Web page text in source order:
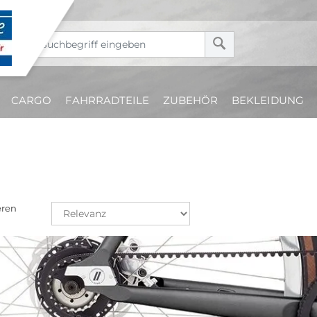
CARGO FAHRRADTEILE ZUBEHÖR BEKLEIDUNG